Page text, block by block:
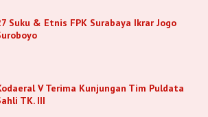
Suku & Etnis FPK Surabaya Ikrar Jogo
V Terima Kunjungan Tim Puldata
TK. III